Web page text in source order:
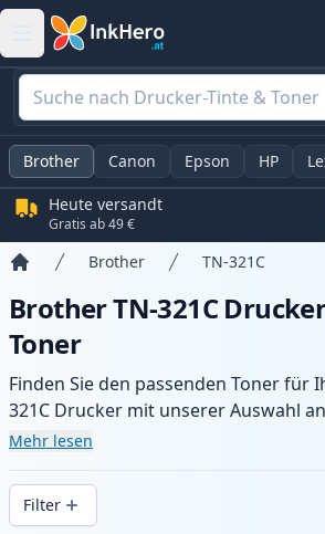
Brother Canon Epson HP
Heute versandt
Gratis ab 49 €
Brother TN-321C
Brother TN-321C
Toner
Finden Sie den passenden Toner für
321C Drucker mit unserer Auswahl
XL-Patronen. Profitieren Sie von
in .
Mehr lesen
Filter